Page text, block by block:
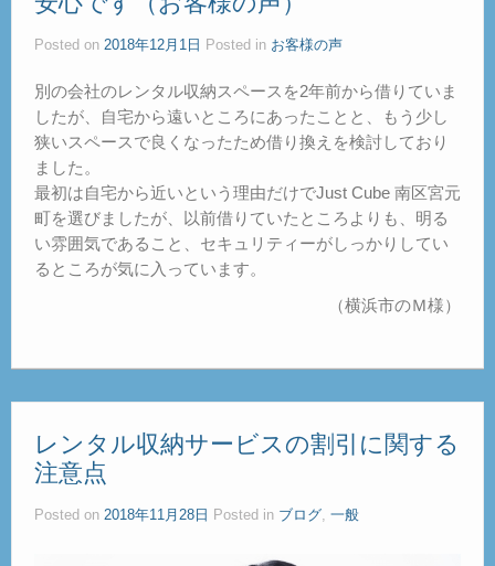
Posted on 2018年12月1日 Posted in お客様の声
別の会社のレンタル収納スペースを2年前から借りていま
したが、自宅から遠いところにあったことと、もう少し
狭いスペースで良くなったため借り換えを検討しており
ました。
最初は自宅から近いという理由だけでJust Cube 南区宮元
町を選びましたが、以前借りていたところよりも、明る
い雰囲気であること、セキュリティーがしっかりしてい
るところが気に入っています。
（横浜市のＭ様）
レンタル収納サービスの割引に関する
注意点
Posted on 2018年11月28日 Posted in ブログ 一般